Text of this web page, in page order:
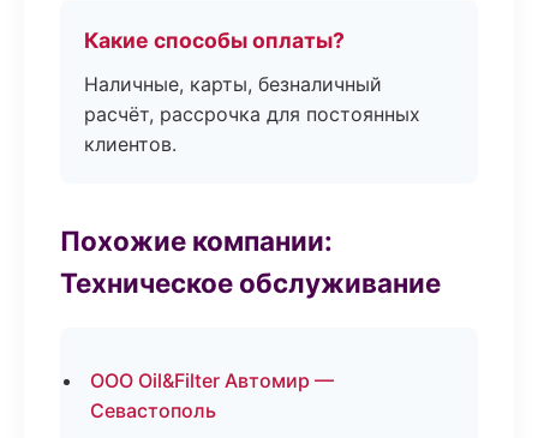
Какие способы оплаты?
Наличные, карты, безналичный
расчёт, рассрочка для постоянных
клиентов.
Похожие компании:
Техническое обслуживание
ООО Oil&Filter Автомир —
Севастополь